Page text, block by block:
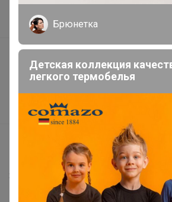
Наша команда
В наличии
Подарочные сертификаты
Реклама на сайте
Поставщикам
Вакансии
support@24-ok.ru
Написать в поддержку
Защита покупателя
Помощь
Брюнетка
Детская коллекция
легкого термобелья